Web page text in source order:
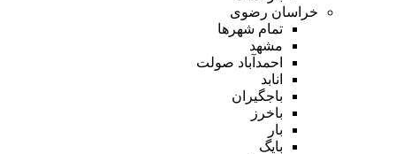
خراسان رضوی
تمام شهر‌ها
مشهد
احمدآباد صولت
انابد
باجگیران
باخرز
بار
بایگ